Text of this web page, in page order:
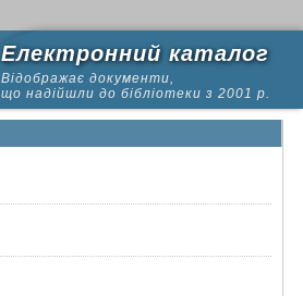
Електронний каталог
Відображає документи,
що надійшли до бібліотеки з 2001 р.